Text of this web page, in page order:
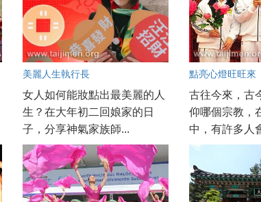
美麗人生執行長
女人如何能妝點出最美麗的人
生？在大年初二回娘家的日
子，分享神氣家族師...
點亮心燈旺旺來
古往今來，古
仰哪個宗教，
中，有許多人